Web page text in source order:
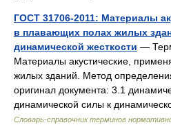
ГОСТ 31706-2011: Материалы
в плавающих полах жилых
динамической жесткости —
Материалы акустические,
жилых зданий. Метод
оригинал документа: 3.1
динамической силы к
Словарь-справочник терминов